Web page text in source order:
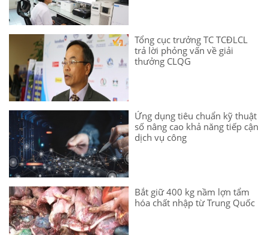
Tổng cục trưởng TC TCĐLCL
trả lời phỏng vấn về giải
thưởng CLQG
Ứng dụng tiêu chuẩn kỹ thuật
số nâng cao khả năng tiếp cận
dịch vụ công
Bắt giữ 400 kg nầm lợn tẩm
hóa chất nhập từ Trung Quốc